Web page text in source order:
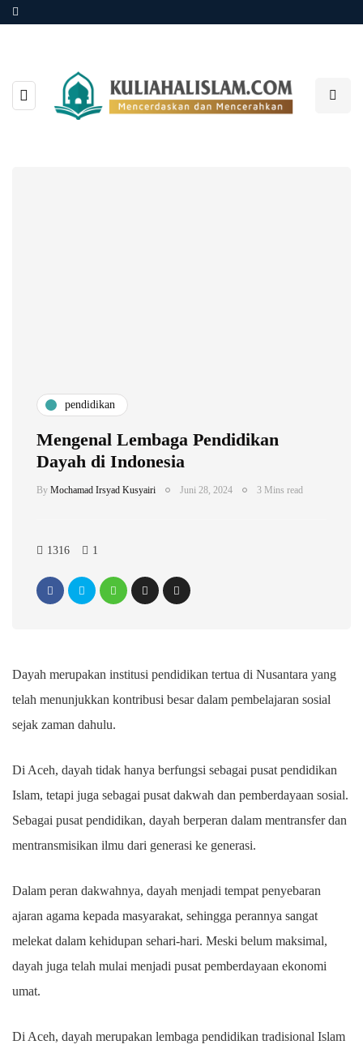
pendidikan
Mengenal Lembaga Pendidikan
Dayah di Indonesia
By Mochamad Irsyad Kusyairi Juni 28, 2024 3 Mins read
1316 1
Dayah merupakan institusi pendidikan tertua di Nusantara yang
telah menunjukkan kontribusi besar dalam pembelajaran sosial
sejak zaman dahulu.
Di Aceh, dayah tidak hanya berfungsi sebagai pusat pendidikan
Islam, tetapi juga sebagai pusat dakwah dan pemberdayaan sosial.
Sebagai pusat pendidikan, dayah berperan dalam mentransfer dan
mentransmisikan ilmu dari generasi ke generasi.
Dalam peran dakwahnya, dayah menjadi tempat penyebaran
ajaran agama kepada masyarakat, sehingga perannya sangat
melekat dalam kehidupan sehari-hari. Meski belum maksimal,
dayah juga telah mulai menjadi pusat pemberdayaan ekonomi
umat.
Di Aceh, dayah merupakan lembaga pendidikan tradisional Islam